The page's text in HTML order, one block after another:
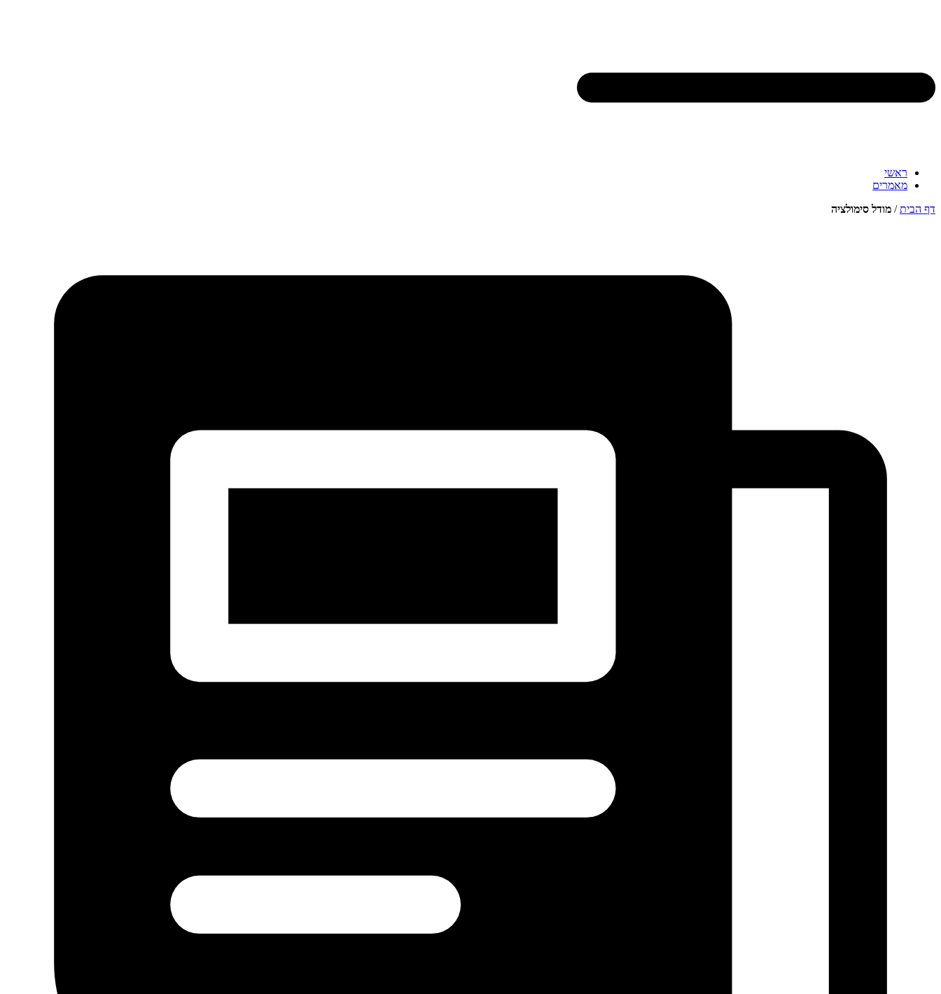
ראשי
מאמרים
דף הבית/ מודל סימולציה